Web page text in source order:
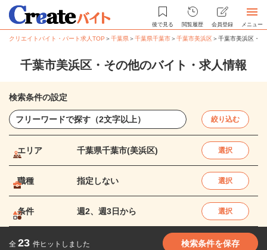
後で見る 閲覧履歴 会員登録 メニュー
クリエイトバイト・パート求人TOP ＞千葉県＞千葉県千葉市＞千葉市美浜区＞千葉市美浜区・
千葉市美浜区・その他のバイト・求人情報
検索条件の設定
絞り込む
エリア 千葉県千葉市(美浜区) 選択
職種 指定しない 選択
条件 週2、週3日から 選択
全 23 件ヒットしました 検索条件を保存